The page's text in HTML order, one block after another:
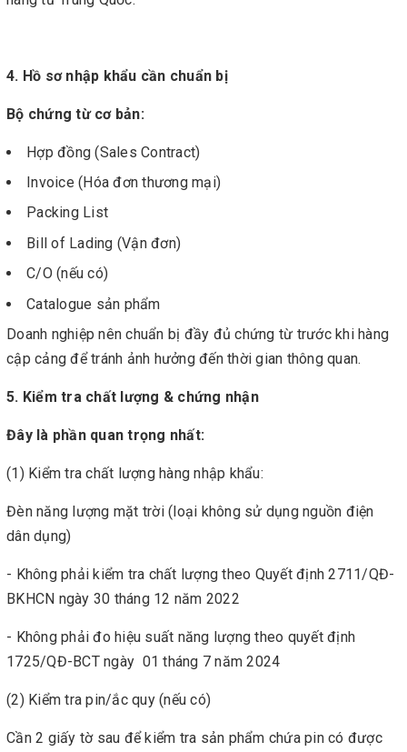
4. Hồ sơ nhập khẩu cần chuẩn bị
Bộ chứng từ cơ bản:
Hợp đồng (Sales Contract)
Invoice (Hóa đơn thương mại)
Packing List
Bill of Lading (Vận đơn)
C/O (nếu có)
Catalogue sản phẩm
Doanh nghiệp nên chuẩn bị đầy đủ chứng từ trước khi hàng
cập cảng để tránh ảnh hưởng đến thời gian thông quan.
5. Kiểm tra chất lượng & chứng nhận
Đây là phần quan trọng nhất:
(1) Kiểm tra chất lượng hàng nhập khẩu:
Đèn năng lượng mặt trời (loại không sử dụng nguồn điện
dân dụng)
- Không phải kiểm tra chất lượng theo Quyết định 2711/QĐ-
BKHCN ngày 30 tháng 12 năm 2022
- Không phải đo hiệu suất năng lượng theo quyết định
1725/QĐ-BCT ngày 01 tháng 7 năm 2024
(2) Kiểm tra pin/ắc quy (nếu có)
Cần 2 giấy tờ sau để kiểm tra sản phẩm chứa pin có được